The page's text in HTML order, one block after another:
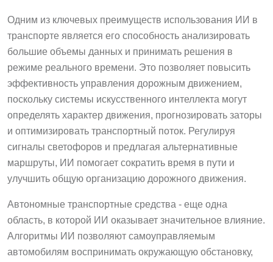
Одним из ключевых преимуществ использования ИИ в
транспорте является его способность анализировать
большие объемы данных и принимать решения в
режиме реального времени. Это позволяет повысить
эффективность управления дорожным движением,
поскольку системы искусственного интеллекта могут
определять характер движения, прогнозировать заторы
и оптимизировать транспортный поток. Регулируя
сигналы светофоров и предлагая альтернативные
маршруты, ИИ помогает сократить время в пути и
улучшить общую организацию дорожного движения.
Автономные транспортные средства - еще одна
область, в которой ИИ оказывает значительное влияние.
Алгоритмы ИИ позволяют самоуправляемым
автомобилям воспринимать окружающую обстановку,